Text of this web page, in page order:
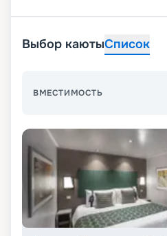
Выбор каютыСписок
ВМЕСТИМОСТЬ